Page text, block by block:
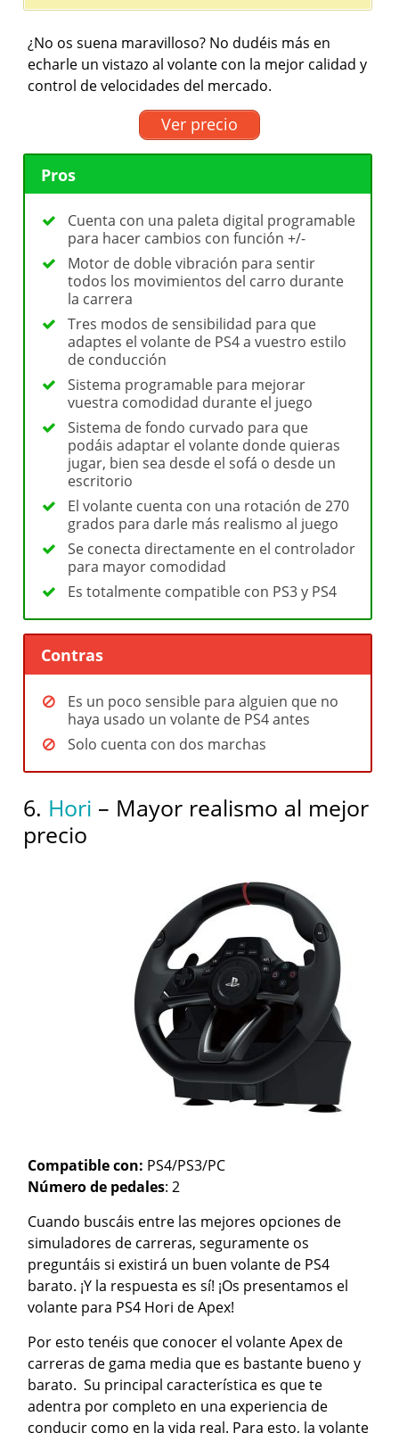
¿No os suena maravilloso? No dudéis más en
echarle un vistazo al volante con la mejor calidad y
control de velocidades del mercado.
Ver precio
Pros
Cuenta con una paleta digital programable
para hacer cambios con función +/-
Motor de doble vibración para sentir
todos los movimientos del carro durante
la carrera
Tres modos de sensibilidad para que
adaptes el volante de PS4 a vuestro estilo
de conducción
Sistema programable para mejorar
vuestra comodidad durante el juego
Sistema de fondo curvado para que
podáis adaptar el volante donde quieras
jugar, bien sea desde el sofá o desde un
escritorio
El volante cuenta con una rotación de 270
grados para darle más realismo al juego
Se conecta directamente en el controlador
para mayor comodidad
Es totalmente compatible con PS3 y PS4
Contras
Es un poco sensible para alguien que no
haya usado un volante de PS4 antes
Solo cuenta con dos marchas
6. Hori – Mayor realismo al mejor
precio
Compatible con: PS4/PS3/PC
Número de pedales: 2
Cuando buscáis entre las mejores opciones de
simuladores de carreras, seguramente os
preguntáis si existirá un buen volante de PS4
barato. ¡Y la respuesta es sí! ¡Os presentamos el
volante para PS4 Hori de Apex!
Por esto tenéis que conocer el volante Apex de
carreras de gama media que es bastante bueno y
barato. Su principal característica es que te
adentra por completo en una experiencia de
conducir como en la vida real. Para esto, la volante